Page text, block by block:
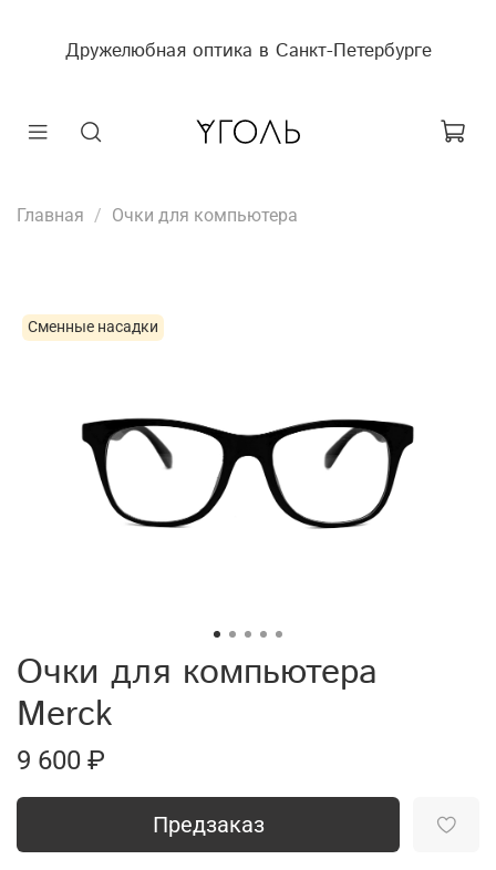
Дружелюбная оптика в Санкт-Петербурге
Главная Очки для компьютера
Сменные насадки
Очки для компьютера
Merck
9 600 ₽
Предзаказ